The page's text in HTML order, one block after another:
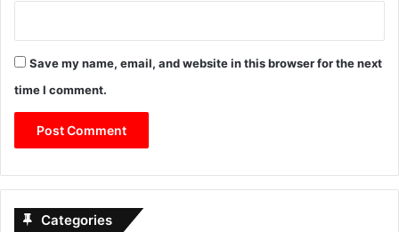
Save my name, email, and website in this browser for the next
time I comment.
Categories